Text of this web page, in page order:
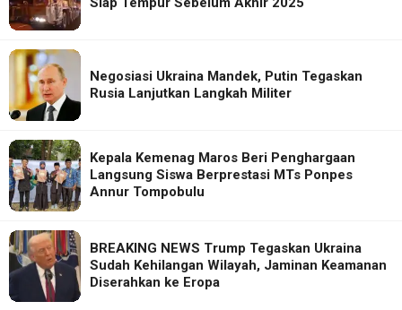
Negosiasi Ukraina Mandek, Putin Tegaskan
Rusia Lanjutkan Langkah Militer
Kepala Kemenag Maros Beri Penghargaan
Langsung Siswa Berprestasi MTs Ponpes
Annur Tompobulu
BREAKING NEWS Trump Tegaskan Ukraina
Sudah Kehilangan Wilayah, Jaminan Keamanan
Diserahkan ke Eropa